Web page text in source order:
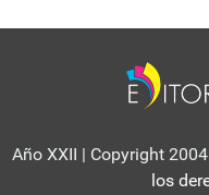
Año XXII | Copyright
los